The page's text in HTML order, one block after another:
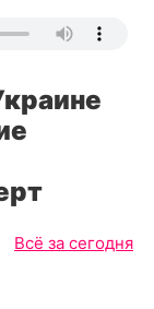
Всё за сегодня